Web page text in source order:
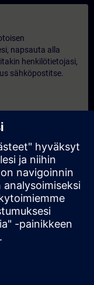
napsauta alla
henkilötietojasi,
sähköpostitse.
joko paikan
(vähintään 6